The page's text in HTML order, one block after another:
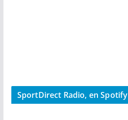
SportDirect Radio, en Spotify